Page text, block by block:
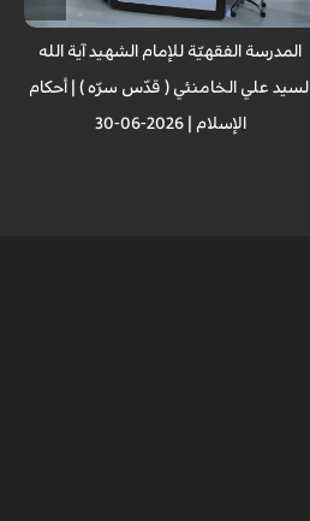
المدرسة الفقهيّة للإمام الشهيد آية الله
السيد علي الخامنئي ( قدّس سرّه ) | أحکام
الإسلام | 2026-06-30